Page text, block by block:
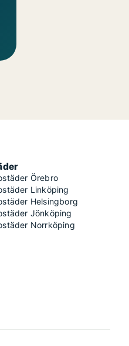
Örebro
Linköping
Helsingborg
Jönköping
Norrköping